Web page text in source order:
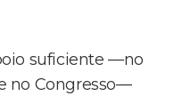
suficiente —no
no Congresso—